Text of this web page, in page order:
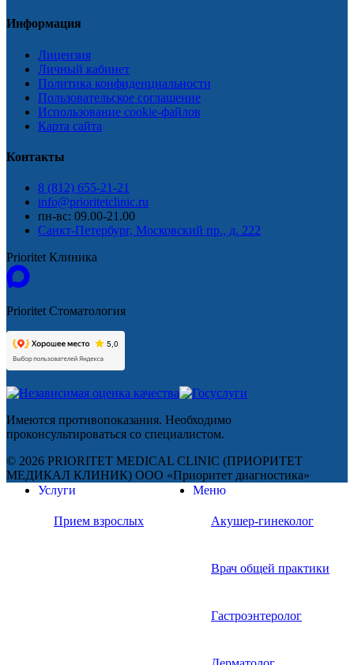
Информация
Лицензия
Личный кабинет
Политика конфиденциальности
Пользовательское соглашение
Использование cookie-файлов
Карта сайта
Контакты
8 (812) 655-21-21
info@prioritetclinic.ru
пн-вс: 09.00-21.00
Санкт-Петербург, Московский пр., д. 222
Prioritet Клиника
Prioritet Стоматология
Имеются противопоказания. Необходимо
проконсультироваться со специалистом.
© 2026 PRIORITET MEDICAL CLINIC (ПРИОРИТЕТ
МЕДИКАЛ КЛИНИК) ООО «Приоритет диагностика»
Меню
Услуги
Прием взрослых Акушер-гинеколог
Врач общей практики
Гастроэнтеролог